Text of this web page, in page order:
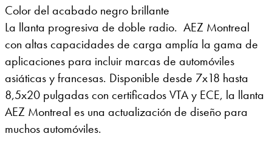
Color del acabado negro brillante
La llanta progresiva de doble radio. AEZ Montreal
con altas capacidades de carga amplía la gama de
aplicaciones para incluir marcas de automóviles
asiáticas y francesas. Disponible desde 7x18 hasta
8,5x20 pulgadas con certificados VTA y ECE, la llanta
AEZ Montreal es una actualización de diseño para
muchos automóviles.